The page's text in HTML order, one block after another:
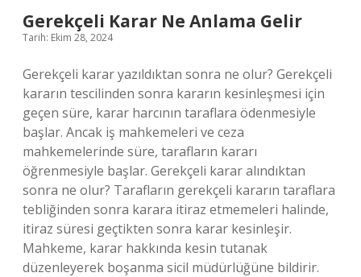
Gerekçeli Karar Ne Anlama Gelir
Tarih: Ekim 28, 2024
Gerekçeli karar yazıldıktan sonra ne olur? Gerekçeli
kararın tescilinden sonra kararın kesinleşmesi için
geçen süre, karar harcının taraflara ödenmesiyle
başlar. Ancak iş mahkemeleri ve ceza
mahkemelerinde süre, tarafların kararı
öğrenmesiyle başlar. Gerekçeli karar alındıktan
sonra ne olur? Tarafların gerekçeli kararın taraflara
tebliğinden sonra karara itiraz etmemeleri halinde,
itiraz süresi geçtikten sonra karar kesinleşir.
Mahkeme, karar hakkında kesin tutanak
düzenleyerek boşanma sicil müdürlüğüne bildirir.